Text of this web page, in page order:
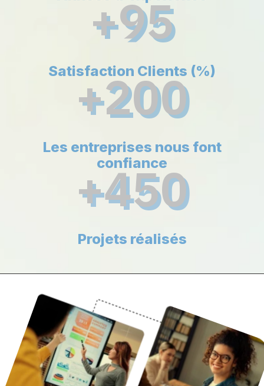
Années d’expérience
+95
Satisfaction Clients (%)
+200
Les entreprises nous font
confiance
+450